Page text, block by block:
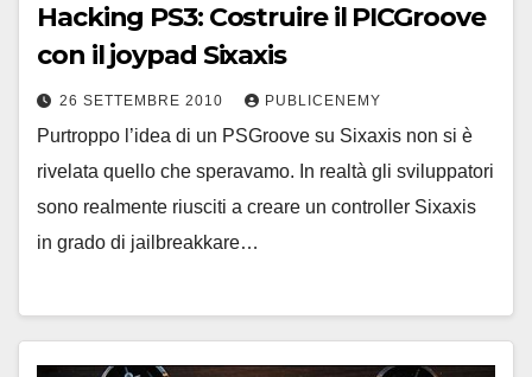
Hacking PS3: Costruire il PICGroove
con il joypad Sixaxis
26 SETTEMBRE 2010 PUBLICENEMY
Purtroppo l’idea di un PSGroove su Sixaxis non si è
rivelata quello che speravamo. In realtà gli sviluppatori
sono realmente riusciti a creare un controller Sixaxis
in grado di jailbreakkare…